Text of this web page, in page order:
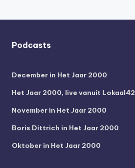
Podcasts
December in Het Jaar 2000
Het Jaar 2000, live vanuit Lokaal42
November in Het Jaar 2000
Boris Dittrich in Het Jaar 2000
Oktober in Het Jaar 2000